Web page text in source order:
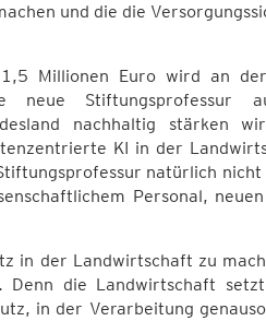
und die die
Millionen Euro wird an
Stiftungsprofessur
nachhaltig stärken
KI in der
natürlich
Personal,
in der Landwirtschaft zu
Denn die Landwirtschaft
in der Verarbeitung